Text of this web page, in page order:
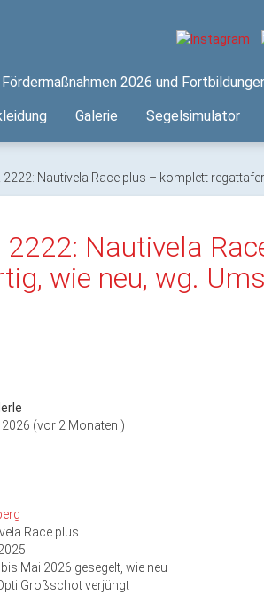
2026 und
Galerie Segelsimulator
2222: Nautivela Race plus – komplett
2222: Nautivela
wie neu, wg.
(vor 2 Monaten )
Race plus
Mai 2026 gesegelt, wie neu
Großschot verjüngt